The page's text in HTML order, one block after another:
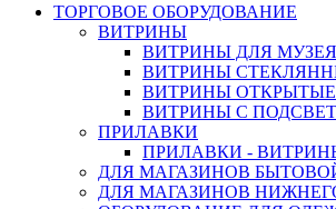
ТОРГОВОЕ ОБОРУДОВАНИЕ
ВИТРИНЫ
ВИТРИНЫ ДЛЯ МУЗЕЯ
ВИТРИНЫ
ВИТРИНЫ ОТКРЫТЫЕ
ВИТРИНЫ С
ПРИЛАВКИ
ПРИЛАВКИ -
ДЛЯ МАГАЗИНОВ
ДЛЯ МАГАЗИНОВ